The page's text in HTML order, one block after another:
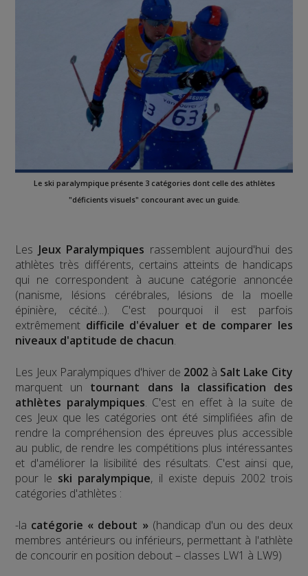
Le ski paralympique présente 3 catégories dont celle des athlètes
"déficients visuels" concourant avec un guide.
Les Jeux Paralympiques rassemblent aujourd'hui des
athlètes très différents, certains atteints de handicaps
qui ne correspondent à aucune catégorie annoncée
(nanisme, lésions cérébrales, lésions de la moelle
épinière, cécité...). C'est pourquoi il est parfois
extrêmement difficile d'évaluer et de comparer les
niveaux d'aptitude de chacun.
Les Jeux Paralympiques d'hiver de 2002 à Salt Lake City
marquent un tournant dans la classification des
athlètes paralympiques. C'est en effet à la suite de
ces Jeux que les catégories ont été simplifiées afin de
rendre la compréhension des épreuves plus accessible
au public, de rendre les compétitions plus intéressantes
et d'améliorer la lisibilité des résultats. C'est ainsi que,
pour le ski paralympique, il existe depuis 2002 trois
catégories d'athlètes :
-la catégorie « debout »(handicap d'un ou des deux
membres antérieurs ou inférieurs, permettant à l'athlète
de concourir en position debout – classes LW1 à LW9)